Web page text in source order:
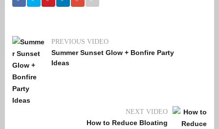
PREVIOUS VIDEO
Summer Sunset Glow + Bonfire Party
Ideas
NEXT VIDEO
How to Reduce Bloating